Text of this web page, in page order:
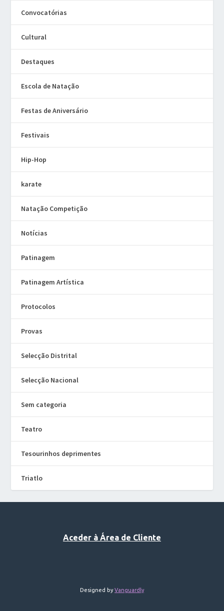
Convocatórias
Cultural
Destaques
Escola de Natação
Festas de Aniversário
Festivais
Hip-Hop
karate
Natação Competição
Notícias
Patinagem
Patinagem Artística
Protocolos
Provas
Selecção Distrital
Selecção Nacional
Sem categoria
Teatro
Tesourinhos deprimentes
Triatlo
Aceder à Área de Cliente
Designed byVanguardly